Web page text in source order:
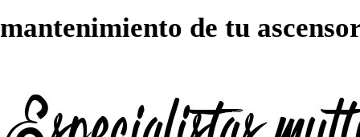
mantenimiento de tu